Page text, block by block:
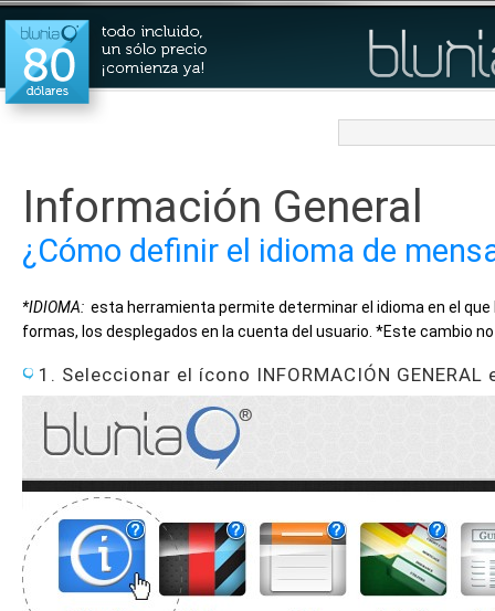
Información General
¿Cómo definir el idioma de
*IDIOMA: esta herramienta permite determinar el idioma en el
formas, los desplegados en la cuenta del usuario. *Este cambio
1. Seleccionar el ícono INFORMACIÓN